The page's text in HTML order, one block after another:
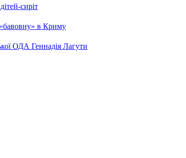
сиріт
в Криму
ОДА Геннадія Лагути